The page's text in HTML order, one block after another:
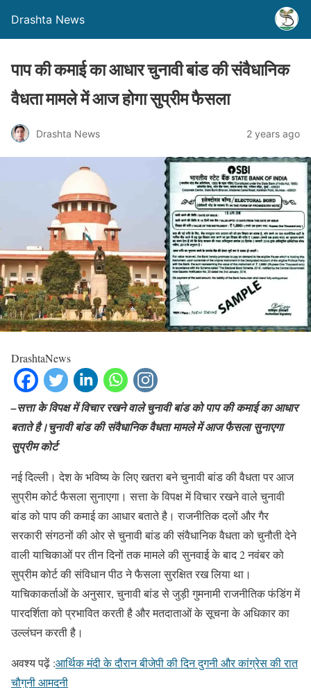
Drashta News
पाप की कमाई का आधार चुनावी बांड की संवैधानिक
वैधता मामले में आज होगा सुप्रीम फैसला
Drashta News 2 years ago
DrashtaNews
–सत्ता के विपक्ष में विचार रखने वाले चुनावी बांड को पाप की कमाई का आधार
बताते है।चुनावी बांड की संवैधानिक वैधता मामले में आज फैसला सुनाएगा
सुप्रीम कोर्ट
नई दिल्ली। देश के भविष्य के लिए खतरा बने चुनावी बांड की वैधता पर आज
सुप्रीम कोर्ट फैसला सुनाएगा। सत्ता के विपक्ष में विचार रखने वाले चुनावी
बांड को पाप की कमाई का आधार बताते है। राजनीतिक दलों और गैर
सरकारी संगठनों की ओर से चुनावी बांड की संवैधानिक वैधता को चुनौती देने
वाली याचिकाओं पर तीन दिनों तक मामले की सुनवाई के बाद 2 नवंबर को
सुप्रीम कोर्ट की संविधान पीठ ने फैसला सुरक्षित रख लिया था।
याचिकाकर्ताओं के अनुसार, चुनावी बांड से जुड़ी गुमनामी राजनीतिक फंडिंग में
पारदर्शिता को प्रभावित करती है और मतदाताओं के सूचना के अधिकार का
उल्लंघन करती है।
अवश्य पढ़ें :आर्थिक मंदी के दौरान बीजेपी की दिन दुगनी और कांग्रेस की रात
चौगुनी आमदनी